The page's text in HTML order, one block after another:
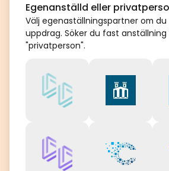
Egenanställd eller
Välj egenaställningspartner om
uppdrag. Söker du fast
"privatperson".